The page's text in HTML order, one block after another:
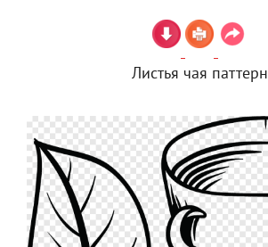
Листья чая паттерн